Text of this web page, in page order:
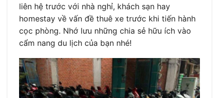
liên hệ trước với nhà nghỉ, khách sạn hay
homestay về vấn đề thuê xe trước khi tiến hành
cọc phòng. Nhớ lưu những chia sẻ hữu ích vào
cẩm nang du lịch của bạn nhé!